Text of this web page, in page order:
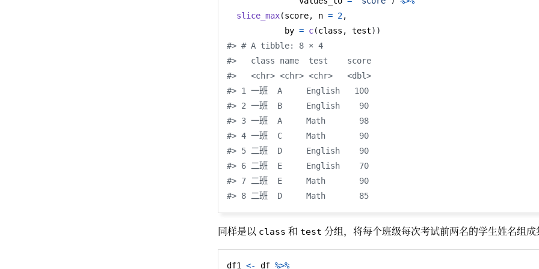
slice_max(score, n = 2,
            by
= c(class , test))
#> # A tibble: 8 × 4
#>   class name  test    score
#>   <chr> <chr> <chr>   <dbl>
#> 1 一班  A     English   100
#> 2 一班  B     English    90
#> 3 一班  A     Math       98
#> 4 一班  C     Math       90
#> 5 二班  D     English    90
#> 6 二班  E     English    70
#> 7 二班  E     Math       90
#> 8 二班  D     Math       85
同样是以 class 和 test 分组，将每个班级每次考试前两名的学生姓名组成
df1 <- df %>%